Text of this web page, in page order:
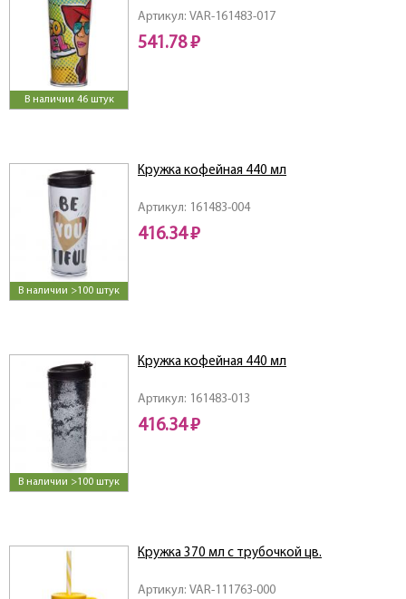
В наличии 46 штук
Артикул: VAR-161483-017
541.78 ₽
В наличии >100 штук
Артикул: 161483-004
Кружка кофейная 440 мл
416.34 ₽
В наличии >100 штук
Артикул: 161483-013
Кружка кофейная 440 мл
416.34 ₽
Артикул: VAR-111763-000
Кружка 370 мл с трубочкой цв.